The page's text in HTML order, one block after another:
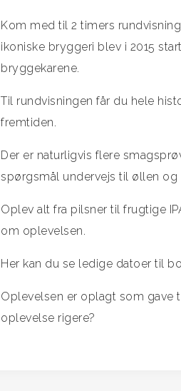
Kom med til 2 timers
ikoniske bryggeri blev i 2015
bryggekarene.
Til rundvisningen får du hele
fremtiden.
Der er naturligvis flere
spørgsmål undervejs til øllen og
Oplev alt fra pilsner til frugtige
om oplevelsen.
Her kan du se ledige datoer til
Oplevelsen er oplagt som gave
oplevelse rigere?